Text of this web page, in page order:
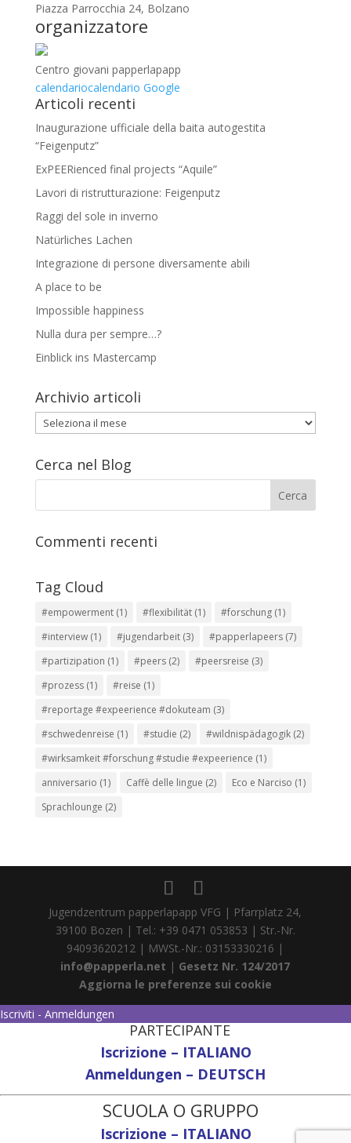
Piazza Parrocchia 24, Bolzano
organizzatore
Centro giovani papperlapapp
calendariocalendario Google
Articoli recenti
Inaugurazione ufficiale della baita autogestita
“Feigenputz”
ExPEERienced final projects “Aquile”
Lavori di ristrutturazione: Feigenputz
Raggi del sole in inverno
Natürliches Lachen
Integrazione di persone diversamente abili
A place to be
Impossible happiness
Nulla dura per sempre…?
Einblick ins Mastercamp
Archivio articoli
Archivio
articoli
Cerca nel Blog
Commenti recenti
Tag Cloud
#empowerment(1) #flexibilität(1) #forschung(1)
#interview(1) #jugendarbeit(3) #papperlapeers(7)
#partizipation (1) #peers(2) #peersreise (3)
#prozess(1) #reise (1)
#reportage #expeerience #dokuteam (3)
#schwedenreise (1) #studie (2) #wildnispädagogik(2)
#wirksamkeit #forschung #studie #expeerience (1)
anniversario (1) Caffè delle lingue (2) Eco e Narciso (1)
Sprachlounge (2)
Jugendzentrum papperlapapp VFG | Pfarrplatz 24,
39100 Bozen | Tel.: +39 0471 053853 | Str.-Nr.
94093620212 | MWSt.-Nr.: 03153330216 |
info@papperla.net | Gesetz Nr. 124/2017
Aggiorna le preferenze sui cookie
Iscriviti - Anmeldungen
PARTECIPANTE
Iscrizione – ITALIANO
Anmeldungen – DEUTSCH
SCUOLA O GRUPPO
Iscrizione – ITALIANO